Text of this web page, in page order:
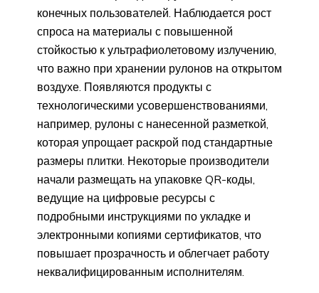
конечных пользователей. Наблюдается рост
спроса на материалы с повышенной
стойкостью к ультрафиолетовому излучению,
что важно при хранении рулонов на открытом
воздухе. Появляются продукты с
технологическими усовершенствованиями,
например, рулоны с нанесенной разметкой,
которая упрощает раскрой под стандартные
размеры плитки. Некоторые производители
начали размещать на упаковке QR-коды,
ведущие на цифровые ресурсы с
подробными инструкциями по укладке и
электронными копиями сертификатов, что
повышает прозрачность и облегчает работу
неквалифицированным исполнителям.